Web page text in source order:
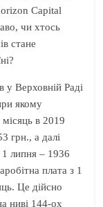
Capital
чи хтось
стане
у Верховній Раді
якому
в 2019
грн., а далі
липня – 1936
плата з 1
Це дійсно
ниві 144-ох